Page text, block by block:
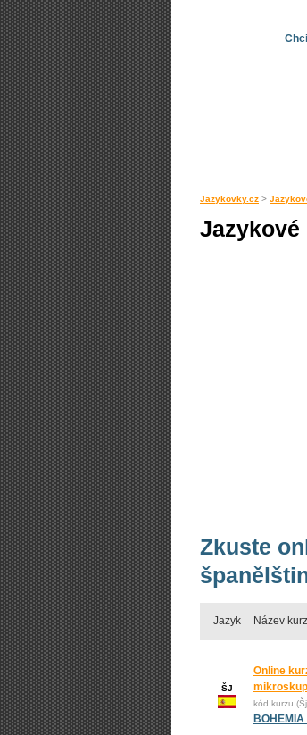
Jazykovky.cz >
Jazykové
Zkuste
Jazyk Název
ŠJ
Online
kód kurzu
BOHEMIA